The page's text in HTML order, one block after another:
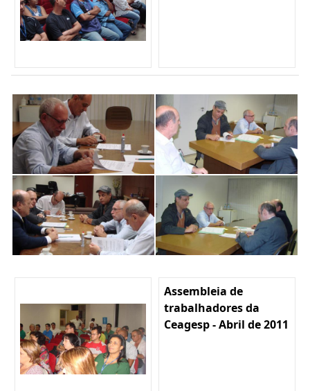
Assembleia de
trabalhadores da
Ceagesp - Abril de 2011